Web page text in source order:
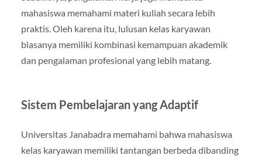
mahasiswa memahami materi kuliah secara lebih
praktis. Oleh karena itu, lulusan kelas karyawan
biasanya memiliki kombinasi kemampuan akademik
dan pengalaman profesional yang lebih matang.
Sistem Pembelajaran yang Adaptif
Universitas Janabadra memahami bahwa mahasiswa
kelas karyawan memiliki tantangan berbeda dibanding